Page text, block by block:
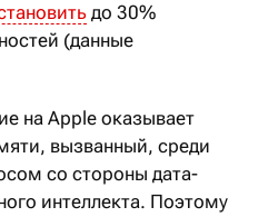
до 30%
(данные
на Apple оказывает
вызванный, среди
со стороны дата-
интеллекта. Поэтому